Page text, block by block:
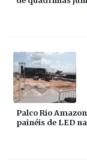
Palco Rio
painéis de LED